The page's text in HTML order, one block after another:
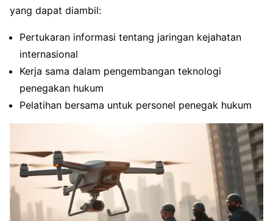
yang dapat diambil:
Pertukaran informasi tentang jaringan kejahatan
internasional
Kerja sama dalam pengembangan teknologi
penegakan hukum
Pelatihan bersama untuk personel penegak hukum